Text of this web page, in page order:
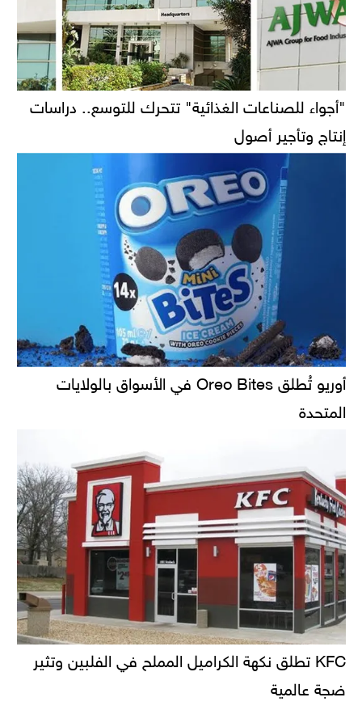
"أجواء للصناعات الغذائية" تتحرك للتوسع.. دراسات
إنتاج وتأجير أصول
أوريو تُطلق Oreo Bites في الأسواق بالولايات
المتحدة
KFC تطلق نكهة الكراميل المملح في الفلبين وتثير
ضجة عالمية